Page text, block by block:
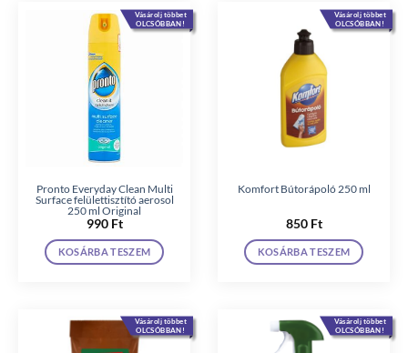
Vásárolj többet
OLCSÓBBAN!
Pronto Everyday Clean Multi
Surface felülettisztító aerosol
250 ml Original
990 Ft
KOSÁRBA TESZEM
Vásárolj többet
OLCSÓBBAN!
Komfort Bútorápoló 250 ml
850 Ft
KOSÁRBA TESZEM
Vásárolj többet
OLCSÓBBAN!
Vásárolj többet
OLCSÓBBAN!